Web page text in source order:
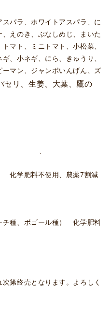
パラ、ホワイトアスパラ、に
えのき、ぶなしめじ、まいた
マト、ミニトマト、小松菜、
、小ネギ、にら、きゅうり、
マン、ジャンボいんげん、ズ
セリ、生姜、大葉、鷹の
● 、
化学肥料不使用、農薬7割減
種、ボゴール種） 化学肥料
第終売となります。よろしく